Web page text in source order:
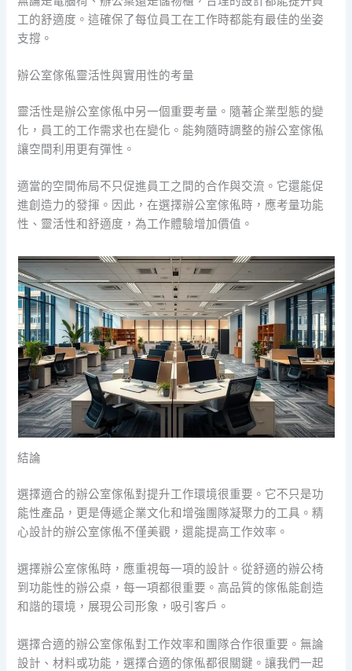
工的舒適度。這確保了每位員工在工作時都能有最佳的坐姿
支撐。
辦公室傢俬靈活性與實用性的考量
靈活性是辦公室傢俬中另一個重要考量。隨著企業型態的變
化，員工的工作需求也在變化。能夠隨時調整的辦公室傢俬
讓空間利用更有彈性。
適當的空間佈局不只促進員工之間的合作與交流。它還能促
進創造力的發揮。因此，在選擇辦公室傢俬時，應考量功能
性、靈活性和舒適度，為工作體驗增加價值。
結論
選擇適合的辦公室傢俬對提升工作環境很重要。它不只是功
能性產品，更是傳遞企業文化和增強團隊凝聚力的工具。精
心設計的辦公室傢俬不僅美觀，還能提高工作效率。
選擇辦公室傢俬時，應重視每一項的設計。從舒適的辦公椅
到功能性的辦公桌，每一項都很重要。高品質的傢俬能創造
和諧的環境，展現公司形象，吸引客戶。
選擇合適的辦公室傢俬對工作效率和團隊合作很重要。無論
設計、材料或功能，選擇合適的傢俬都很關鍵。讓我們一起